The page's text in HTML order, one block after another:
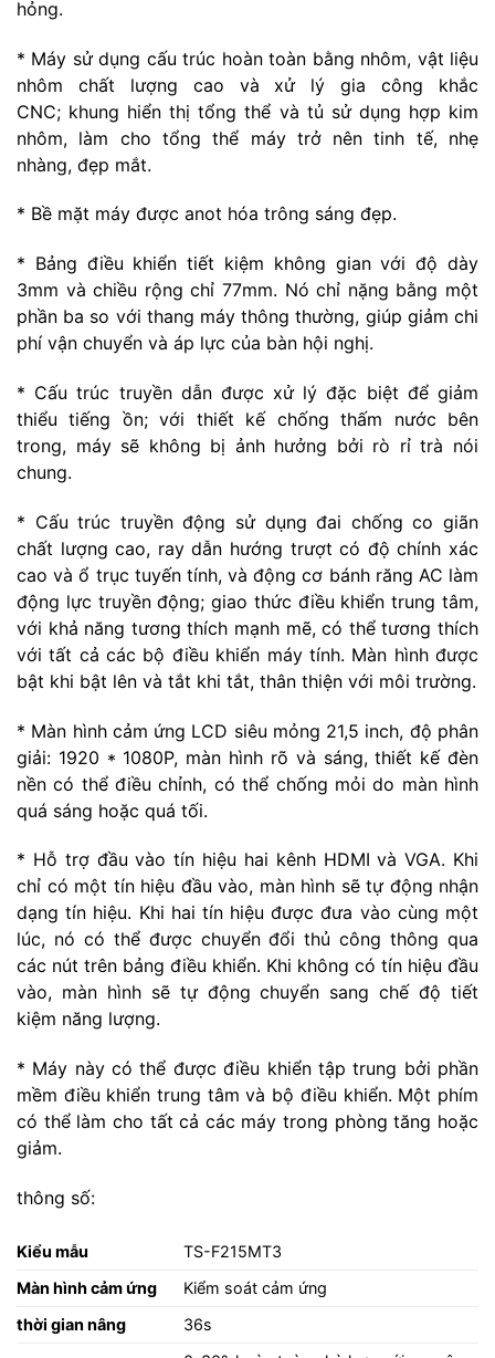
hỏng.
* Máy sử dụng cấu trúc hoàn toàn bằng nhôm, vật liệu
nhôm chất lượng cao và xử lý gia công khắc
CNC; khung hiển thị tổng thể và tủ sử dụng hợp kim
nhôm, làm cho tổng thể máy trở nên tinh tế, nhẹ
nhàng, đẹp mắt.
* Bề mặt máy được anot hóa trông sáng đẹp.
* Bảng điều khiển tiết kiệm không gian với độ dày
3mm và chiều rộng chỉ 77mm. Nó chỉ nặng bằng một
phần ba so với thang máy thông thường, giúp giảm chi
phí vận chuyển và áp lực của bàn hội nghị.
* Cấu trúc truyền dẫn được xử lý đặc biệt để giảm
thiểu tiếng ồn; với thiết kế chống thấm nước bên
trong, máy sẽ không bị ảnh hưởng bởi rò rỉ trà nói
chung.
* Cấu trúc truyền động sử dụng đai chống co giãn
chất lượng cao, ray dẫn hướng trượt có độ chính xác
cao và ổ trục tuyến tính, và động cơ bánh răng AC làm
động lực truyền động; giao thức điều khiển trung tâm,
với khả năng tương thích mạnh mẽ, có thể tương thích
với tất cả các bộ điều khiển máy tính. Màn hình được
bật khi bật lên và tắt khi tắt, thân thiện với môi trường.
* Màn hình cảm ứng LCD siêu mỏng 21,5 inch, độ phân
giải: 1920 * 1080P, màn hình rõ và sáng, thiết kế đèn
nền có thể điều chỉnh, có thể chống mỏi do màn hình
quá sáng hoặc quá tối.
* Hỗ trợ đầu vào tín hiệu hai kênh HDMI và VGA. Khi
chỉ có một tín hiệu đầu vào, màn hình sẽ tự động nhận
dạng tín hiệu. Khi hai tín hiệu được đưa vào cùng một
lúc, nó có thể được chuyển đổi thủ công thông qua
các nút trên bảng điều khiển. Khi không có tín hiệu đầu
vào, màn hình sẽ tự động chuyển sang chế độ tiết
kiệm năng lượng.
* Máy này có thể được điều khiển tập trung bởi phần
mềm điều khiển trung tâm và bộ điều khiển. Một phím
có thể làm cho tất cả các máy trong phòng tăng hoặc
giảm.
thông số:
Kiểu mẫu
TS-F215MT3
Màn hình cảm ứng
Kiểm soát cảm ứng
thời gian nâng
36s